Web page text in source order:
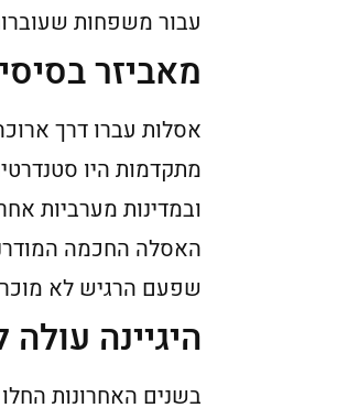
עבור משפחות
מאביזר
אסלות עברו דרך
מתקדמות היו
ובמדינות מערביות
האסלה החכמה
שפעם הרגיש לא מוכר
היגיינה
בשנים האחרונות